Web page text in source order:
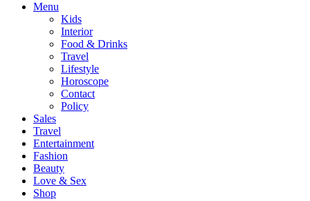
Menu
Kids
Interior
Food & Drinks
Travel
Lifestyle
Horoscope
Contact
Policy
Sales
Travel
Entertainment
Fashion
Beauty
Love & Sex
Shop